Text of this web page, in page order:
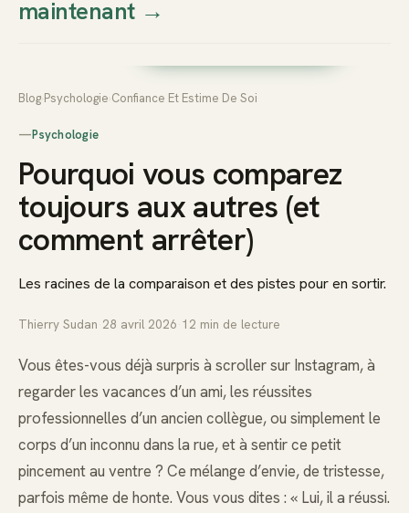
Thierry
Prendre rendez-vous dès
maintenant→
Blog Psychologie Confiance Et Estime De Soi
—Psychologie
Pourquoi vous comparez
toujours aux autres (et
comment arrêter)
Les racines de la comparaison et des pistes pour en sortir.
Thierry Sudan 28 avril 2026 12 min de lecture
Vous êtes-vous déjà surpris à scroller sur Instagram, à
regarder les vacances d’un ami, les réussites
professionnelles d’un ancien collègue, ou simplement le
corps d’un inconnu dans la rue, et à sentir ce petit
pincement au ventre ? Ce mélange d’envie, de tristesse,
parfois même de honte. Vous vous dites : « Lui, il a réussi.